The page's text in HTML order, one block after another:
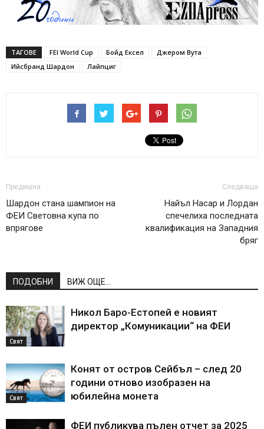
ТАГОВЕ FEI World Cup Бойд Ексел
Джером Вута
Ийсбранд Шардон
Лайпциг
Предишна
Шардон стана шампион на
ФЕИ Световна купа по
впрягове
Следваща
Найъл Насар и Лордан
спечелиха последната
квалификация на Западния
бряг
ПОДОБНИ ВИЖ ОЩЕ...
Свят
Никол Баро-Естопей е новият
директор „Комуникации“ на ФЕИ
Свят
Конят от остров Сейбъл – след 20
години отново изобразен на
юбилейна монета
ФЕИ публикува пълен отчет за 2025